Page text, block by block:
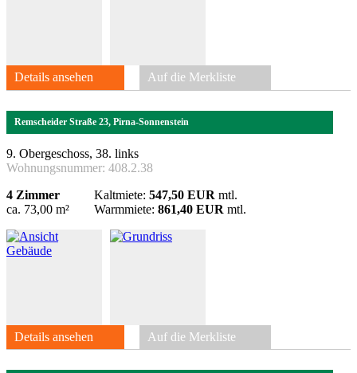
Details ansehen Auf die Merkliste
Remscheider Straße 23, Pirna-Sonnenstein
9. Obergeschoss, 38. links
Wohnungsnummer: 408.2.38
4 Zimmer
ca. 73,00 m²
Kaltmiete: 547,50 EUR mtl.
Warmmiete: 861,40 EUR mtl.
Details ansehen Auf die Merkliste